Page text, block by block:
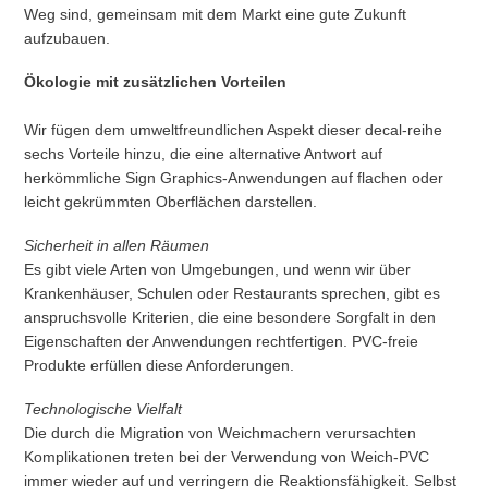
Weg sind, gemeinsam mit dem Markt eine gute Zukunft
aufzubauen.
Ökologie mit zusätzlichen Vorteilen
Wir fügen dem umweltfreundlichen Aspekt dieser decal-reihe
sechs Vorteile hinzu, die eine alternative Antwort auf
herkömmliche Sign Graphics-Anwendungen auf flachen oder
leicht gekrümmten Oberflächen darstellen.
Sicherheit in allen Räumen
Es gibt viele Arten von Umgebungen, und wenn wir über
Krankenhäuser, Schulen oder Restaurants sprechen, gibt es
anspruchsvolle Kriterien, die eine besondere Sorgfalt in den
Eigenschaften der Anwendungen rechtfertigen. PVC-freie
Produkte erfüllen diese Anforderungen.
Technologische Vielfalt
Die durch die Migration von Weichmachern verursachten
Komplikationen treten bei der Verwendung von Weich-PVC
immer wieder auf und verringern die Reaktionsfähigkeit. Selbst